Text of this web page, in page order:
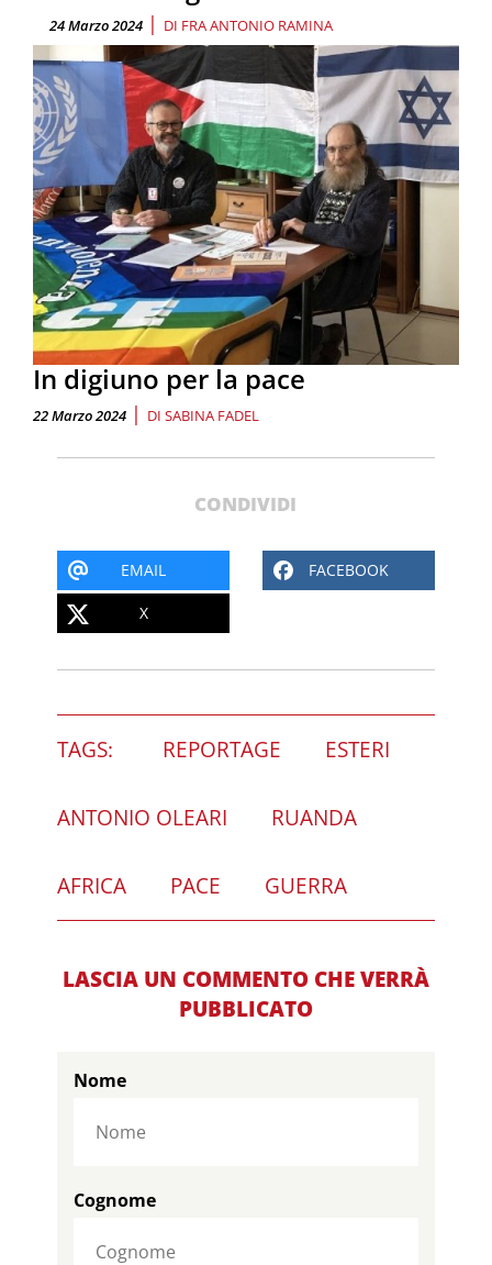
24 Marzo 2024 | DI FRA ANTONIO RAMINA
In digiuno per la pace
22 Marzo 2024 | DI SABINA FADEL
CONDIVIDI
EMAIL FACEBOOK
X
TAGS: REPORTAGE ESTERI
ANTONIO OLEARI RUANDA
AFRICA PACE GUERRA
LASCIA UN COMMENTO CHE VERRÀ
PUBBLICATO
Nome
Cognome